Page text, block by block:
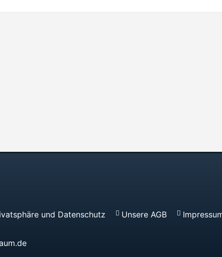
und Datenschutz Unsere AGB